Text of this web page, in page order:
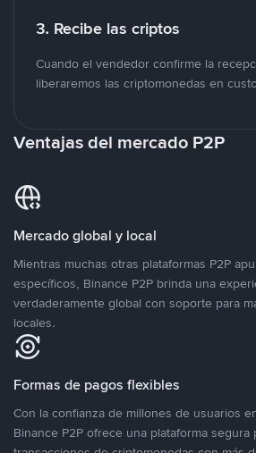
3. Recibe las criptos
Cuando el vendedor confirme la
liberaremos las criptomonedas en
Ventajas del mercado P2P
Mercado global y local
Mientras muchas otras plataformas P2P
específicos, Binance P2P brinda una
verdaderamente global con soporte para
locales.
Formas de pagos flexibles
Con la confianza de millones de usuarios
Binance P2P ofrece una plataforma segura